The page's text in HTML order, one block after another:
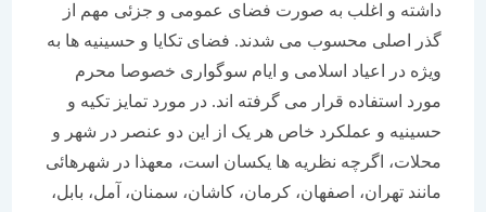
داشته و اغلب به صورت فضای عمومی و جزئی مهم از
گذر اصلی محسوب می شدند. فضای تکایا و حسینیه ها به
ویژه در اعیاد اسلامی و ایام سوگواری خصوصا محرم
مورد استفاده قرار می گرفته اند. در مورد تمایز تکیه و
حسینیه و عملکرد خاص هر یک از این دو عنصر در شهر و
محلات، اگرچه نظریه ها یکسان است، معهذا در شهرهائی
مانند تهران، اصفهان، کرمان، کاشان، سمنان، آمل، بابل،